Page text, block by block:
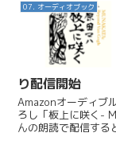
07. オーディオブック
り配信開始
Amazonオーディブ
ろし「板上に咲く-
んの朗読で配信する